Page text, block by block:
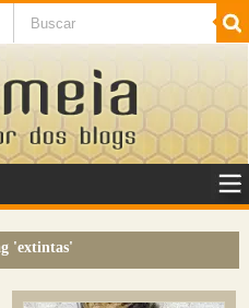
SaÃºde
'extintas'